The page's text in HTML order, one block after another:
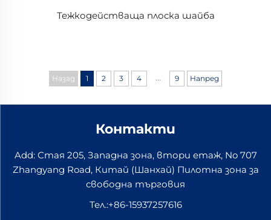
Тежкодействаща плоска шайба
Назад 1 2 3 4 ... 9 Напред
Контакти
Add: Стая 205, Западна зона, втори етаж, No 707
Zhangyang Road, Китай (Шанхай) Пилотна зона за
свободна търговия
Тел.:+86-15937257616